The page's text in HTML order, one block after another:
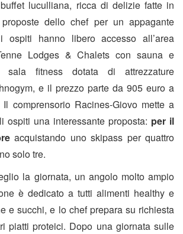
luculliana, ricca di delizie fatte in
dello chef per un appagante
ospiti hanno libero accesso all’area
Lodges & Chalets con sauna e
fitness dotata di attrezzature
e il prezzo parte da 905 euro a
comprensorio Racines-Giovo mette a
ospiti una interessante proposta: per il
acquistando uno skipass per quattro
solo tre.
la giornata, un angolo molto ampio
è dedicato a tutti alimenti healthy e
e succhi, e lo chef prepara su richiesta
piatti proteici. Dopo una giornata sulle